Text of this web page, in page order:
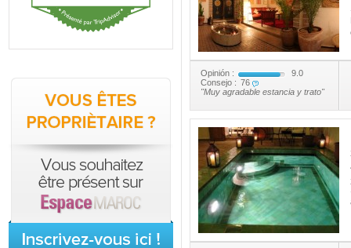
Opinión :
9.0
Consejo : 76
"Muy agradable estancia y trato"